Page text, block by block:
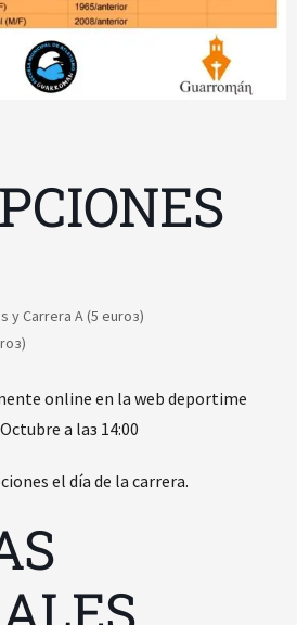
y Carrera A (5 euroз)
online en la web deportime
a laз 14:00
el día de la carrera.